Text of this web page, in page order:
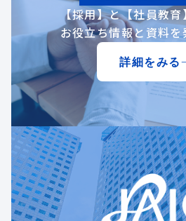
【採用】と【社員教
お役立ち情報と資料を
詳細をみる